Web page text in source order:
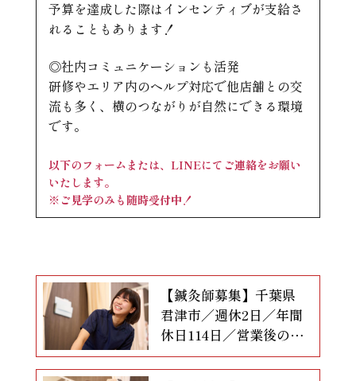
予算を達成した際はインセンティブが支給さ
れることもあります！
◎社内コミュニケーションも活発
研修やエリア内のヘルプ対応で他店舗との交
流も多く、横のつながりが自然にできる環境
です。
以下のフォームまたは、LINEにてご連絡をお願い
いたします。
※ご見学のみも随時受付中！
【鍼灸師募集】千葉県
君津市／週休2日／年間
休日114日／営業後の研
修なし